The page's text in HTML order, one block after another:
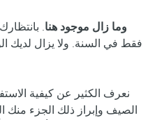
وما زال موجود هنا.
فقط في السنة. ولا يزال لديك
الصيف وإبراز ذلك الجزء منك